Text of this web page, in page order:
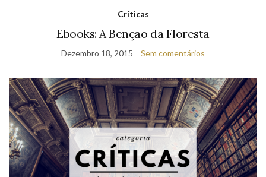
Críticas
Ebooks: A Benção da Floresta
Dezembro 18, 2015 Sem comentários